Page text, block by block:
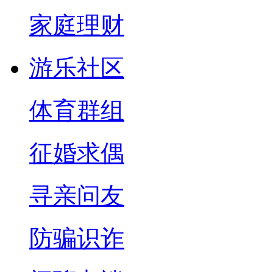
家庭理财
游乐社区
体育群组
征婚求偶
寻亲问友
防骗识诈